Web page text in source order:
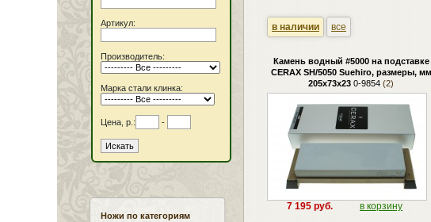
Артикул:
Производитель:
Марка стали клинка:
Цена, р.: -
Ножи по категориям
в наличии все
Камень водный #5000 на подставке
CERAX SH/5050 Suehiro, размеры, мм
205х73х23 0-9854 (2)
7 195 руб. в корзину